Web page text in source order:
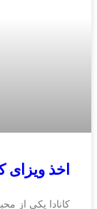
اخذ ویزای
کانادا یکی از